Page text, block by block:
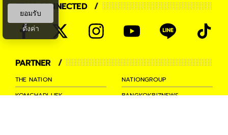
STAY CONNECTED
PARTNER
THE NATION
NATIONGROUP
KOMCHADLUEK
BANGKOKBIZNEWS
ยอมรับ
ตั้งค่า